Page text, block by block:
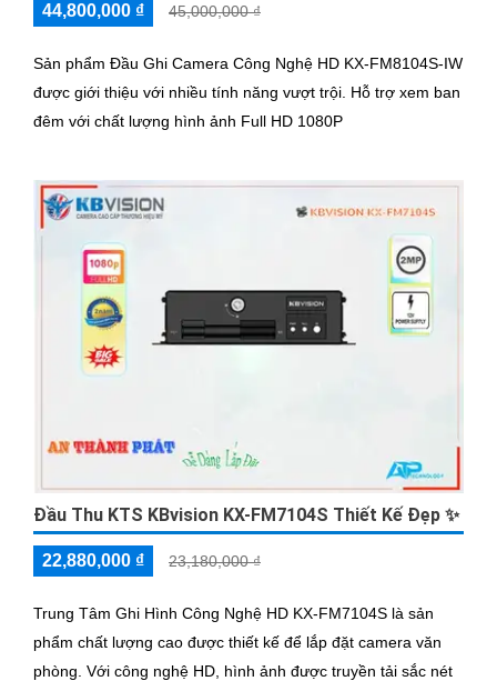
44,800,000 ₫ 45,000,000 ₫
Sản phẩm Đầu Ghi Camera Công Nghệ HD KX-FM8104S-IW
được giới thiệu với nhiều tính năng vượt trội. Hỗ trợ xem ban
đêm với chất lượng hình ảnh Full HD 1080P
Đầu Thu KTS KBvision KX-FM7104S Thiết Kế Đẹp ✨
22,880,000 ₫ 23,180,000 ₫
Trung Tâm Ghi Hình Công Nghệ HD KX-FM7104S là sản
phẩm chất lượng cao được thiết kế để lắp đặt camera văn
phòng. Với công nghệ HD, hình ảnh được truyền tải sắc nét